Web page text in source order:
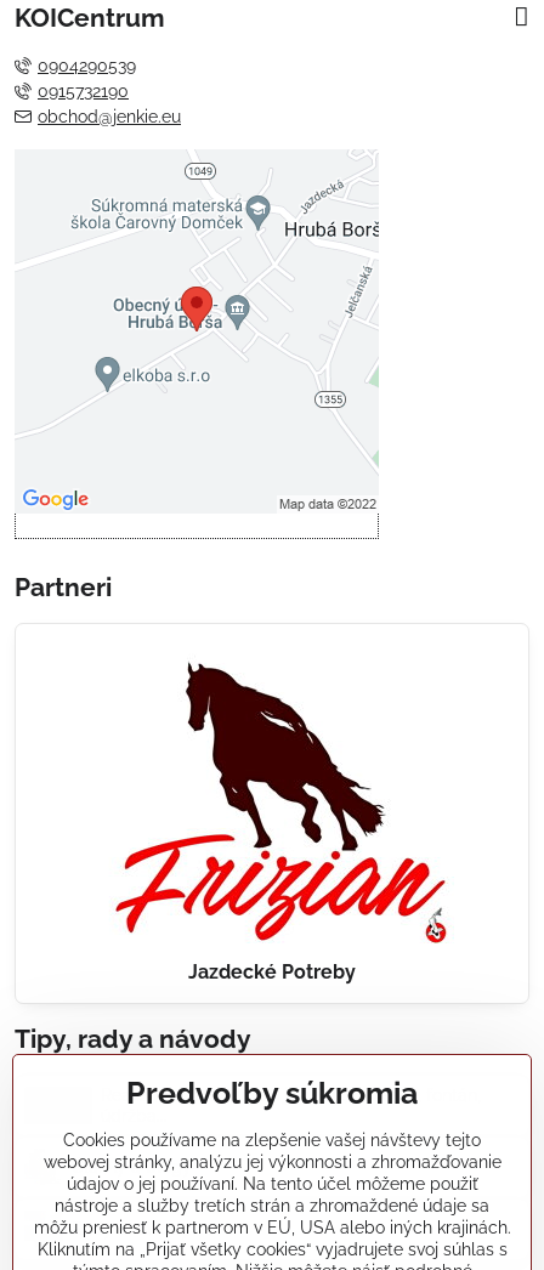
KOICentrum
0904290539
0915732190
obchod@jenkie.eu
Externý obsah je blokovaný
Voľbami súkromia
Prajete si načítať externý obsah?
Povoliť tentokrát
Povoliť a zapamätať - súhlas s
Partneri
Jazdecké Potreby
Tipy, rady a návody
Realizácie záhradných jazierok, bazénov, fontán,
Články a blogy
Rady a návody
Predvoľby súkromia
Cookies používame na zlepšenie vašej návštevy tejto
webovej stránky, analýzu jej výkonnosti a zhromažďovanie
údajov o jej používaní. Na tento účel môžeme použiť
nástroje a služby tretích strán a zhromaždené údaje sa
môžu preniesť k partnerom v EÚ, USA alebo iných krajinách.
Kliknutím na „Prijať všetky cookies“ vyjadrujete svoj súhlas s